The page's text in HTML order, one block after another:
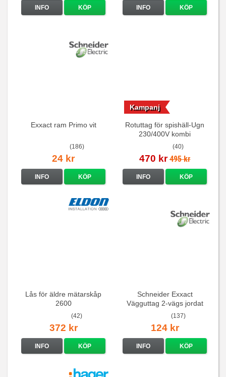
INFO KÖP INFO KÖP
Exxact ram Primo vit
(186)
24 kr
INFO KÖP
Rotuttag för spishäll-Ugn
230/400V kombi
(40)
Kampanj
470 kr 495 kr
INFO KÖP
Lås för äldre mätarskåp
2600
(42)
372 kr
INFO KÖP
Schneider Exxact
Vägguttag 2-vägs jordat
Vit standarduttag
(137)
124 kr
INFO KÖP